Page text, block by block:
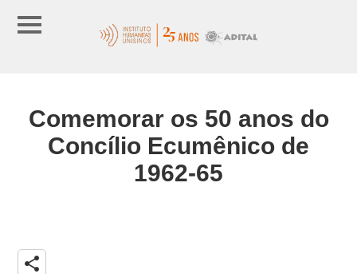
Comemorar os 50 anos do
Concílio Ecumênico de
1962-65
share